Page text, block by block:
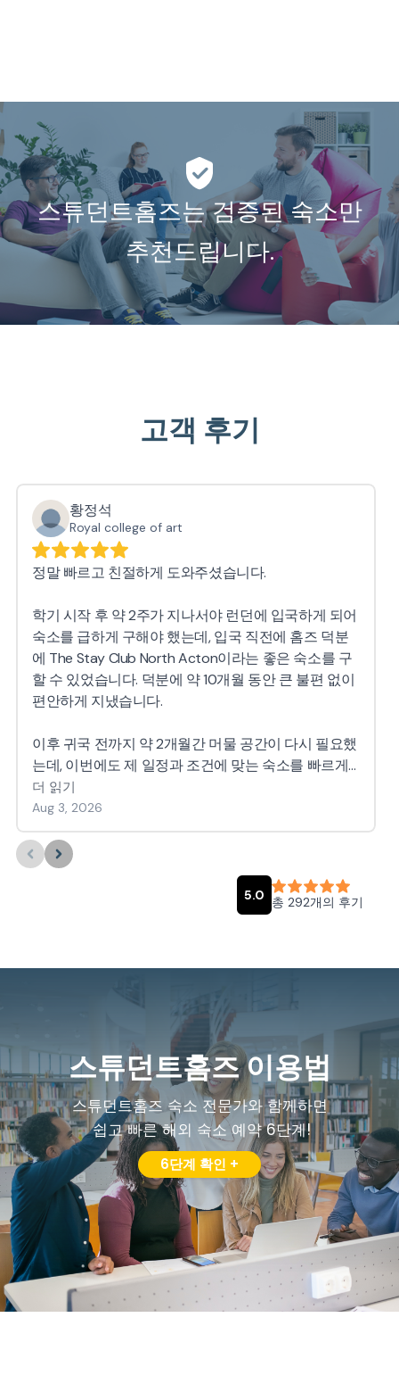
스튜던트홈즈는 검증된 숙소만
추천드립니다.
고객 후기
스튜던트홈즈 이용법
스튜던트홈즈 숙소 전문가와 함께하면
쉽고 빠른 해외 숙소 예약 6단계!
6단계 확인 +